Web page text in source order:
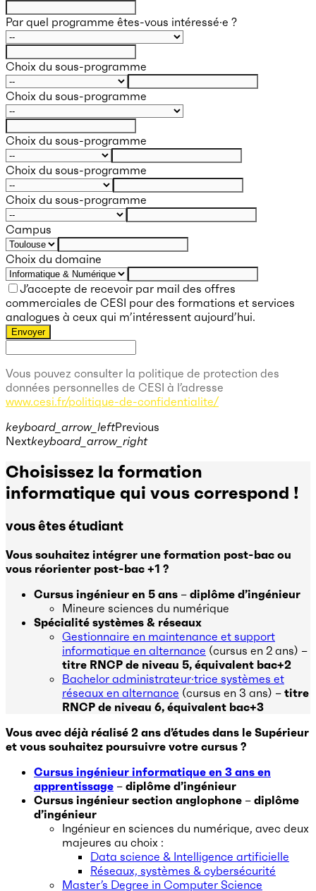
Par quel programme êtes-vous intéressé·e ?
Choix du sous-programme
Choix du sous-programme
Choix du sous-programme
Choix du sous-programme
Choix du sous-programme
Campus
Choix du domaine
J’accepte de recevoir par mail des offres
commerciales de CESI pour des formations et services
analogues à ceux qui m’intéressent aujourd’hui.
Envoyer
Vous pouvez consulter la politique de protection des
données personnelles de CESI à l’adresse
www.cesi.fr/politique-de-confidentialite/
keyboard_arrow_leftPrevious
Nextkeyboard_arrow_right
Choisissez la formation
informatique qui vous correspond !
vous êtes étudiant
Vous souhaitez intégrer une formation post-bac ou
vous réorienter post-bac +1 ?
Cursus ingénieur en 5 ans – diplôme d’ingénieur
Mineure sciences du numérique
Spécialité systèmes & réseaux
Gestionnaire en maintenance et support
informatique en alternance (cursus en 2 ans) –
titre RNCP de niveau 5, équivalent bac+2
Bachelor administrateur·trice systèmes et
réseaux en alternance (cursus en 3 ans) – titre
RNCP de niveau 6, équivalent bac+3
Vous avec déjà réalisé 2 ans d’études dans le Supérieur
et vous souhaitez poursuivre votre cursus ?
Cursus ingénieur informatique en 3 ans en
apprentissage – diplôme d’ingénieur
Cursus ingénieur section anglophone – diplôme
d’ingénieur
Ingénieur en sciences du numérique, avec deux
majeures au choix :
Data science & Intelligence artificielle
Réseaux, systèmes & cybersécurité
Master’s Degree in Computer Science